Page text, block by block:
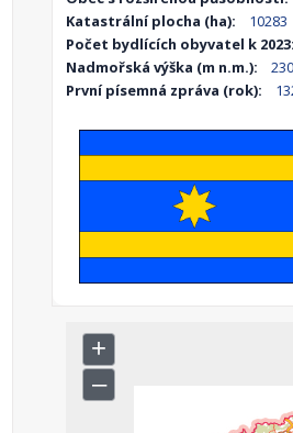
Katastrální plocha (ha):
10283
Počet bydlících obyvatel k 2023:
Nadmořská výška (m n.m.):
230
První písemná zpráva (rok):